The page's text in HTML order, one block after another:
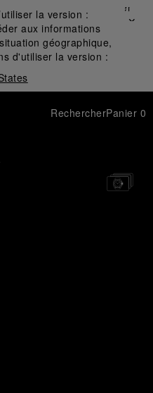
la version :
aux informations
géographique,
d'utiliser la version :
Fermer
✕
RechercherPanier 0